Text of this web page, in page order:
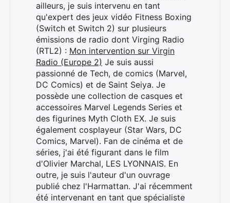
ailleurs, je suis intervenu en tant
qu'expert des jeux vidéo Fitness Boxing
(Switch et Switch 2) sur plusieurs
émissions de radio dont Virging Radio
(RTL2) : Mon intervention sur Virgin
Radio (Europe 2) Je suis aussi
passionné de Tech, de comics (Marvel,
DC Comics) et de Saint Seiya. Je
possède une collection de casques et
accessoires Marvel Legends Series et
des figurines Myth Cloth EX. Je suis
également cosplayeur (Star Wars, DC
Comics, Marvel). Fan de cinéma et de
séries, j'ai été figurant dans le film
d'Olivier Marchal, LES LYONNAIS. En
outre, je suis l'auteur d'un ouvrage
publié chez l'Harmattan. J'ai récemment
été intervenant en tant que spécialiste